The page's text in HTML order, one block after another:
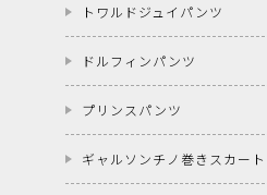
トワルドジュイパンツ
ドルフィンパンツ
プリンスパンツ
ギャルソンチノ巻きスカート